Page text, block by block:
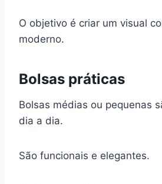
O objetivo é criar um visual
moderno.
Bolsas práticas
Bolsas médias ou pequenas
dia a dia.
São funcionais e elegantes.